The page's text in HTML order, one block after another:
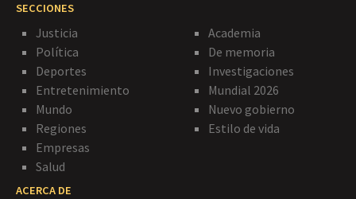
SECCIONES
Justicia
Política
Deportes
Entretenimiento
Mundo
Regiones
Empresas
Salud
Academia
De memoria
Investigaciones
Mundial 2026
Nuevo gobierno
Estilo de vida
ACERCA DE